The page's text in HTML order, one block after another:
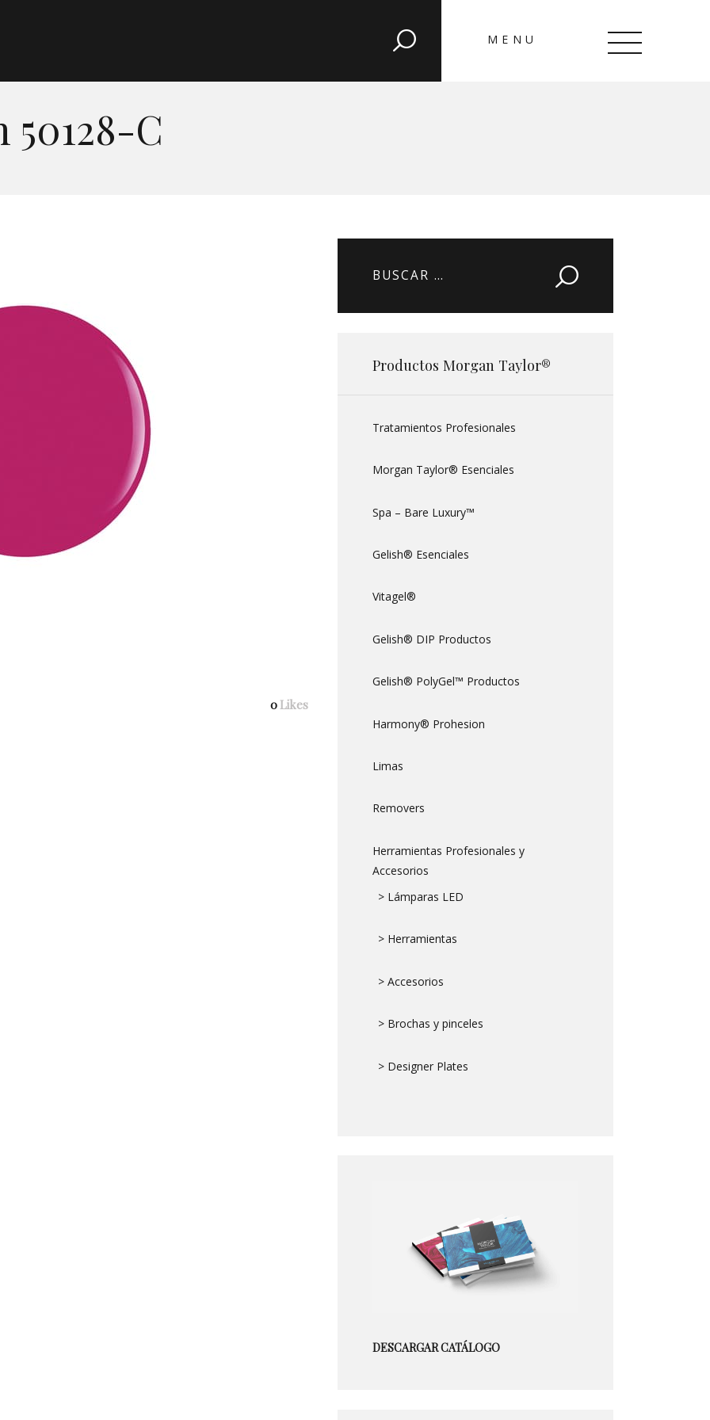
MENU
C
CLOSE
Cartas de Color
0 Likes
Buscar:
Productos Morgan Taylor®
Tratamientos Profesionales
Morgan Taylor® Esenciales
Spa – Bare Luxury™
Gelish® Esenciales
Vitagel®
Gelish® DIP Productos
Gelish® PolyGel™ Productos
Harmony® Prohesion
Limas
Removers
Herramientas Profesionales y
Accesorios
> Lámparas LED
> Herramientas
> Accesorios
> Brochas y pinceles
> Designer Plates
DESCARGAR CATÁLOGO